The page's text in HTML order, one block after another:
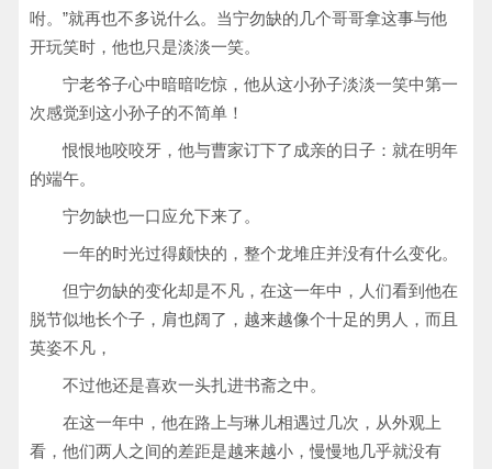
咐。”就再也不多说什么。当宁勿缺的几个哥哥拿这事与他
开玩笑时，他也只是淡淡一笑。
宁老爷子心中暗暗吃惊，他从这小孙子淡淡一笑中第一
次感觉到这小孙子的不简单！
恨恨地咬咬牙，他与曹家订下了成亲的日子：就在明年
的端午。
宁勿缺也一口应允下来了。
一年的时光过得颇快的，整个龙堆庄并没有什么变化。
但宁勿缺的变化却是不凡，在这一年中，人们看到他在
脱节似地长个子，肩也阔了，越来越像个十足的男人，而且
英姿不凡，
不过他还是喜欢一头扎进书斋之中。
在这一年中，他在路上与琳儿相遇过几次，从外观上
看，他们两人之间的差距是越来越小，慢慢地几乎就没有